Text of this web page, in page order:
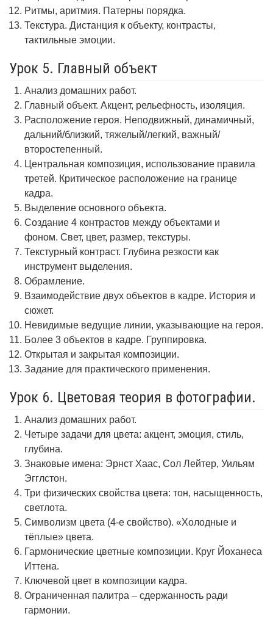
Ритмы, аритмия. Патерны порядка.
Текстура. Дистанция к объекту, контрасты,
тактильные эмоции.
Урок 5. Главный объект
Анализ домашних работ.
Главный объект. Акцент, рельефность, изоляция.
Расположение героя. Неподвижный, динамичный,
дальний/близкий, тяжелый/легкий, важный/
второстепенный.
Центральная композиция, использование правила
третей. Критическое расположение на границе
кадра.
Выделение основного объекта.
Создание 4 контрастов между объектами и
фоном. Свет, цвет, размер, текстуры.
Текстурный контраст. Глубина резкости как
инструмент выделения.
Обрамление.
Взаимодействие двух объектов в кадре. История и
сюжет.
Невидимые ведущие линии, указывающие на героя.
Более 3 объектов в кадре. Группировка.
Открытая и закрытая композиции.
Задание для практического применения.
Урок 6. Цветовая теория в фотографии.
Анализ домашних работ.
Четыре задачи для цвета: акцент, эмоция, стиль,
глубина.
Знаковые имена: Эрнст Хаас, Сол Лейтер, Уильям
Эгглстон.
Три физических свойства цвета: тон, насыщенность,
светлота.
Символизм цвета (4-е свойство). «Холодные и
тёплые» цвета.
Гармонические цветные композиции. Круг Йоханеса
Иттена.
Ключевой цвет в композиции кадра.
Ограниченная палитра – сдержанность ради
гармонии.